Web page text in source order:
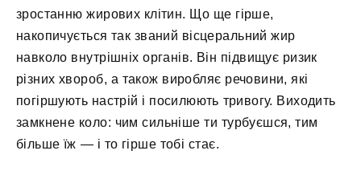
зростанню жирових клітин. Що ще гірше,
накопичується так званий вісцеральний жир
навколо внутрішніх органів. Він підвищує ризик
різних хвороб, а також виробляє речовини, які
погіршують настрій і посилюють тривогу. Виходить
замкнене коло: чим сильніше ти турбуєшся, тим
більше їж — і то гірше тобі стає.